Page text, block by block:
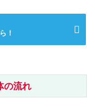
！
の流れ